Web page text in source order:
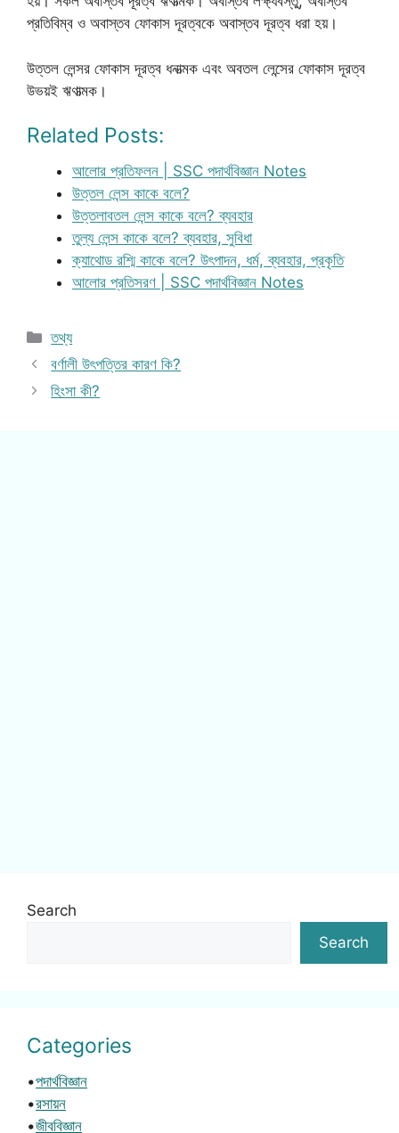
প্রতিবিম্ব ও অবাস্তব ফোকাস দূরত্বকে অবাস্তব দূরত্ব ধরা হয়।
উত্তল লেন্সর ফোকাস দূরত্ব ধনাত্মক এবং অবতল লেন্সের ফোকাস দূরত্ব
উভয়ই ঋণাত্মক।
Related Posts:
আলোর প্রতিফলন | SSC পদার্থবিজ্ঞান Notes
উত্তল লেন্স কাকে বলে?
উত্তলাবতল লেন্স কাকে বলে? ব্যবহার
তুল্য লেন্স কাকে বলে? ব্যবহার, সুবিধা
ক্যাথোড রশ্মি কাকে বলে? উৎপাদন, ধর্ম, ব্যবহার, প্রকৃতি
আলোর প্রতিসরণ | SSC পদার্থবিজ্ঞান Notes
Categories
তথ্য
বর্ণালী উৎপত্তির কারণ কি?
হিংসা কী?
Search
Search
Categories
•পদার্থবিজ্ঞান
•রসায়ন
•জীববিজ্ঞান